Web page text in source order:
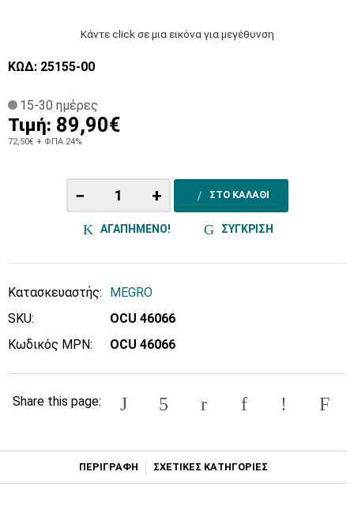
Κάντε click σε μια εικόνα για μεγέθυνση
ΚΩΔ: 25155-00
15-30 ημέρες
Τιμή: 89,90€
72,50€ + ΦΠΑ 24%
− + ΣΤΟ ΚΑΛΑΘΙ
ΑΓΑΠΗΜΕΝΟ! ΣΥΓΚΡΙΣΗ
Κατασκευαστής:
MEGRO
SKU:
OCU 46066
Κωδικός MPN:
OCU 46066
Share this page:
ΠΕΡΙΓΡΑΦΗ ΣΧΕΤΙΚΕΣ ΚΑΤΗΓΟΡΙΕΣ